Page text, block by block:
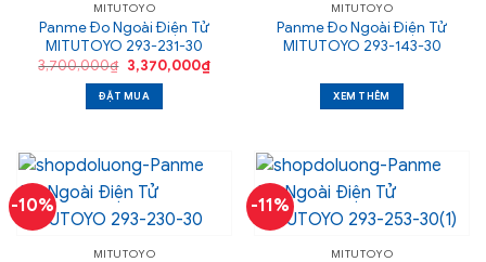
MITUTOYO
Panme Đo Ngoài Điện Tử
MITUTOYO 293-231-30
3,700,000₫ Giá
gốc
là:
3,700,000₫.
3,370,000₫Giá
hiện
ĐẶT MUA
MITUTOYO
Panme Đo Ngoài Điện Tử
MITUTOYO 293-143-30
XEM THÊM
-10%
MITUTOYO
-11%
MITUTOYO